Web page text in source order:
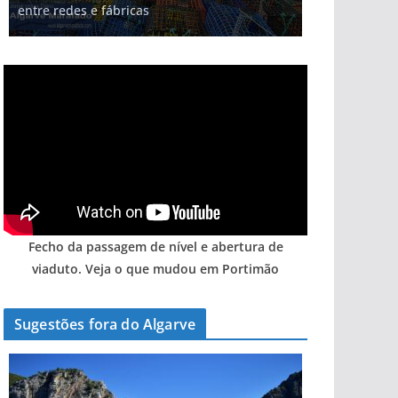
entre redes e fábricas
gastronómica nasce no Algarve
arribas em risco no Algarve (com vídeo)
hotéis (com vídeo)
Algarve voltam a ter vida (com vídeo)
Fecho da passagem de nível e abertura de
viaduto. Veja o que mudou em Portimão
Sugestões fora do Algarve